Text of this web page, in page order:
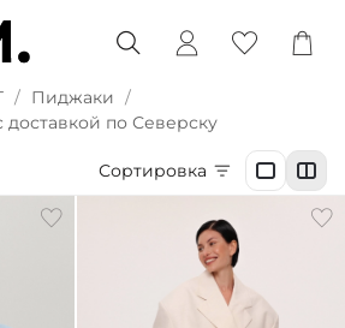
Пиджаки
по Северску
Сортировка